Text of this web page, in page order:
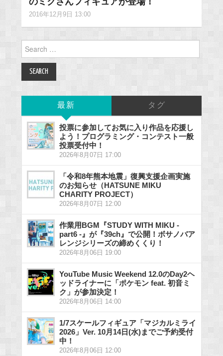
2016年12月9日 13:00
Search
for:
最新 タグ
投票に参加してお気に入り作品を応援し
よう！プログラミング・コンテスト一般
投票受付中！
2026年8月07日 17:00
「令和8年熊本地震」復興支援企画実施
のお知らせ（HATSUNE MIKU
CHARITY PROJECT）
2026年8月07日 12:00
作業用BGM『STUDY WITH MIKU -
part6 -』が『39ch』で公開！ボサノバア
レンジシリーズの締めくくり！
2026年8月06日 19:00
YouTube Music Weekend 12.0のDay2ヘ
ッドライナーに「ポケモン feat. 初音ミ
ク」が参加決定！
2026年8月06日 14:00
1/7スケールフィギュア「マジカルミライ
2026」Ver. 10月14日(水)までご予約受付
中！
2026年8月06日 12:00